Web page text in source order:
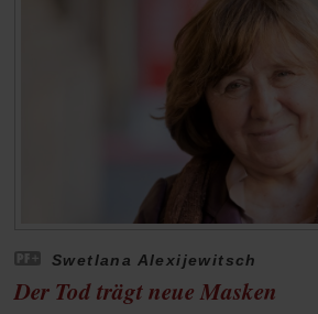
Swetlana Alexijewitsch
Der Tod trägt neue Masken